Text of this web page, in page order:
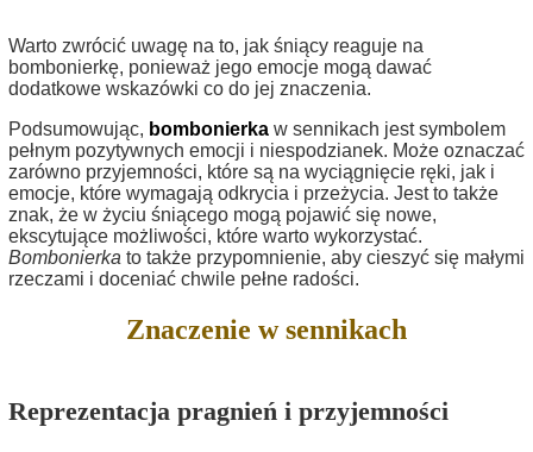
Warto zwrócić uwagę na to, jak śniący reaguje na
bombonierkę, ponieważ jego emocje mogą dawać
dodatkowe wskazówki co do jej znaczenia.
Podsumowując, bombonierka w sennikach jest symbolem
pełnym pozytywnych emocji i niespodzianek. Może oznaczać
zarówno przyjemności, które są na wyciągnięcie ręki, jak i
emocje, które wymagają odkrycia i przeżycia. Jest to także
znak, że w życiu śniącego mogą pojawić się nowe,
ekscytujące możliwości, które warto wykorzystać.
Bombonierka to także przypomnienie, aby cieszyć się małymi
rzeczami i doceniać chwile pełne radości.
Znaczenie w sennikach
Reprezentacja pragnień i przyjemności